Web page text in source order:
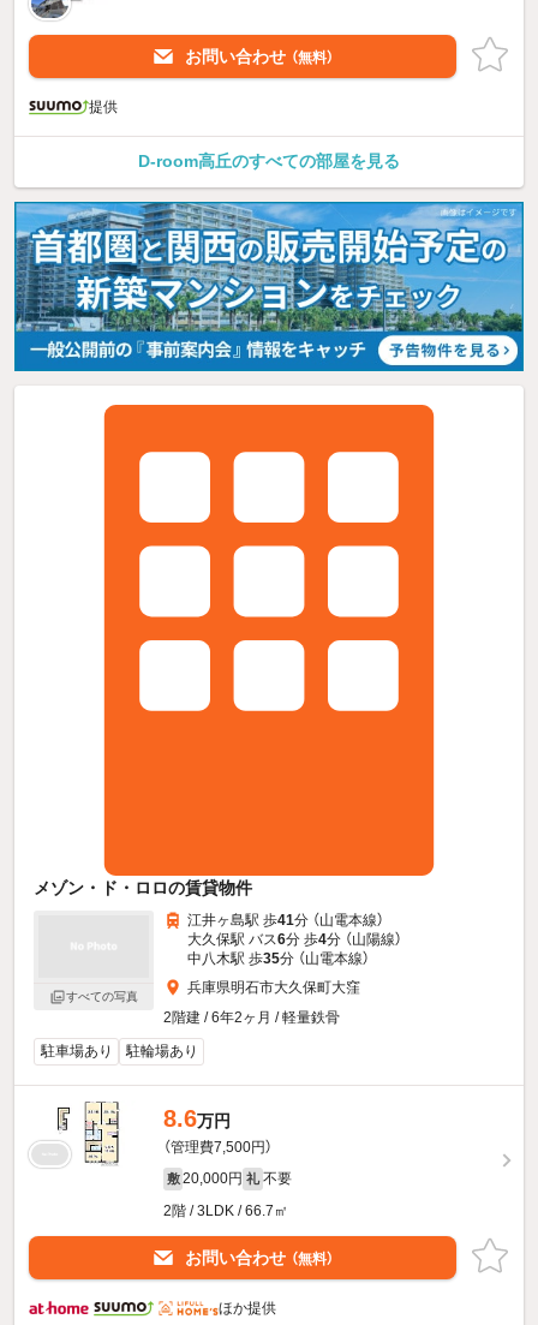
お問い合わせ （無料）
提供
D-room高丘のすべての部屋を見る
メゾン・ド・ロロの賃貸物件
すべての写真
江井ヶ島駅 歩41分 （山電本線）
大久保駅 バス6分 歩4分 （山陽線）
中八木駅 歩35分 （山電本線）
兵庫県明石市大久保町大窪
2階建 / 6年2ヶ月 / 軽量鉄骨
駐車場あり
駐輪場あり
8.6万円
（管理費7,500円）
敷 20,000円 礼 不要
2階 / 3LDK / 66.7㎡
お問い合わせ （無料）
ほか提供